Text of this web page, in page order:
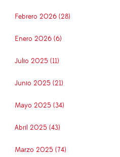
Febrero 2026 (28)
Enero 2026 (6)
Julio 2025 (11)
Junio 2025 (21)
Mayo 2025 (34)
Abril 2025 (43)
Marzo 2025 (74)